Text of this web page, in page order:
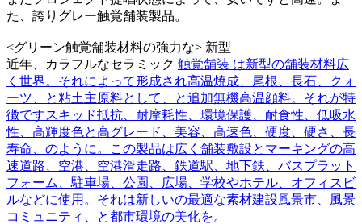
た、誇りグレー触覚舗装製品。
<グリーン触覚舗装材料の強力な> 新型
近年、カラフルなセラミック 触覚舗装 は新型の舗装材料広
く世界。それによって形成され高温焼成、尾根、長石、クォ
ーツ、と粘土主原料として、と追加無機高温顔料。それが特
徴ですスキッド抵抗、耐摩耗性、環境保護、耐食性、低吸水
性、高輝度色と高グレード、美容、高速色、硬度、硬さ、長
寿命、のように。この製品は広く舗装敷設とマーキングの高
速道路、空港、空港滑走路、鉄道駅、地下鉄、バスプラット
フォーム、駐車場、公園、広場、学校やホテル、オフィスビ
ルなどに使用。それは新しいの最適な素材建設風景市、風景
コミュニティ、と都市環境の美化を。